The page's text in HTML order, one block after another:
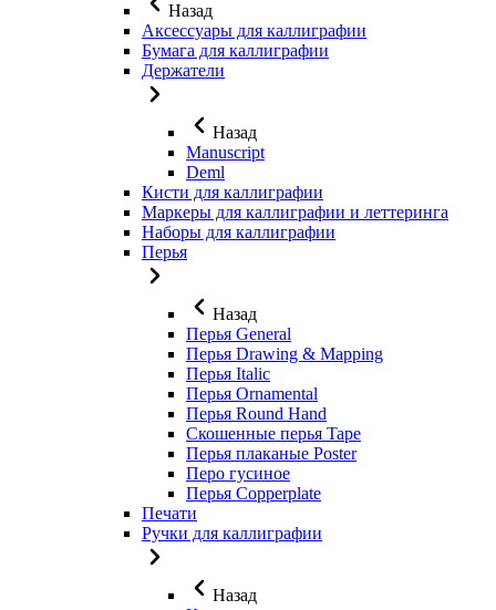
Назад
Аксессуары для каллиграфии
Бумага для каллиграфии
Держатели
Назад
Manuscript
Deml
Кисти для каллиграфии
Маркеры для каллиграфии и леттеринга
Наборы для каллиграфии
Перья
Назад
Перья General
Перья Drawing & Mapping
Перья Italic
Перья Ornamental
Перья Round Hand
Скошенные перья Tape
Перья плаканые Poster
Перо гусиное
Перья Copperplate
Печати
Ручки для каллиграфии
Назад